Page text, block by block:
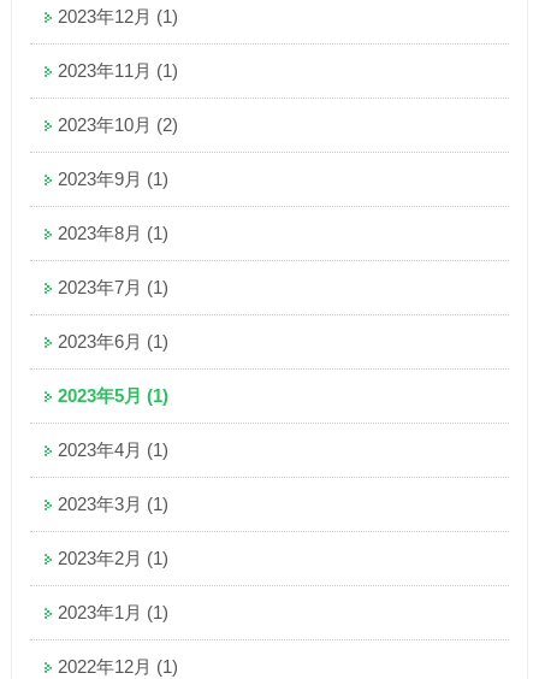
2023年12月 (1)
2023年11月 (1)
2023年10月 (2)
2023年9月 (1)
2023年8月 (1)
2023年7月 (1)
2023年6月 (1)
2023年5月 (1)
2023年4月 (1)
2023年3月 (1)
2023年2月 (1)
2023年1月 (1)
2022年12月 (1)